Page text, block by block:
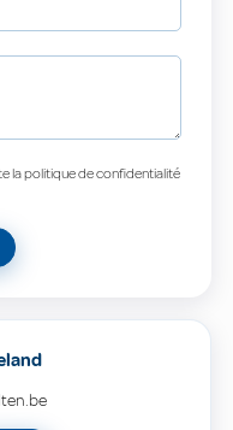
la politique de confidentialité